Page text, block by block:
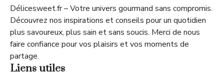
Délicesweet.fr – Votre univers gourmand sans compromis.
Découvrez nos inspirations et conseils pour un quotidien
plus savoureux, plus sain et sans soucis. Merci de nous
faire confiance pour vos plaisirs et vos moments de
partage.
Liens utiles